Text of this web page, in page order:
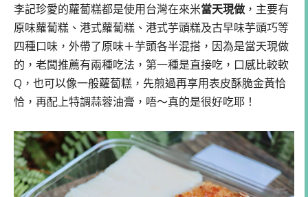
李記珍愛的蘿蔔糕都是使用台灣在來米當天現做 ，主要有
原味蘿蔔糕、港式蘿蔔糕、港式芋頭糕及古早味芋頭巧等
四種口味，外帶了原味＋芋頭各半混搭，因為是當天現做
的，老闆推薦有兩種吃法，第一種是直接吃，口感比較軟
Q，也可以像一般蘿蔔糕，先煎過再享用表皮酥脆金黃恰
恰，再配上特調蒜蓉油膏，唔～真的是很好吃耶！